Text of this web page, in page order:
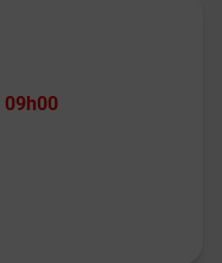
09h00